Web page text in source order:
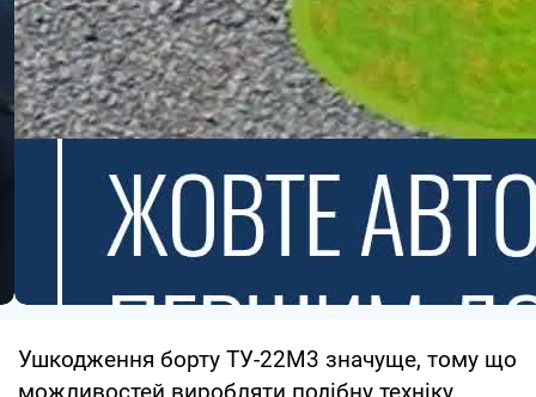
Ушкодження борту ТУ-22М3 значуще, тому що
можливостей виробляти подібну техніку